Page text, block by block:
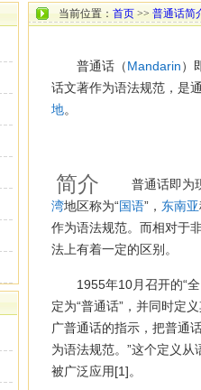
当前位置： 首页 >> 普通话简
普通话（Mandarin）
话文著作为语法规范，是
地。
简介
普通话即为
湾地区称为“国语”， 东南亚
作为语法规范。而相对于
法上有着一定的区别。
1955年10月召开的“
定为“普通话”，并同时定
广普通话的指示，把普通
为语法规范。”这个定义
被广泛应用[1]。